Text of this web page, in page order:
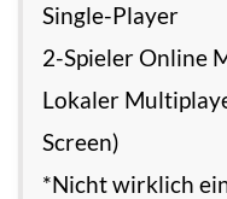
Single-Player
2-Spieler Online
Lokaler
Screen)
*Nicht wirklich